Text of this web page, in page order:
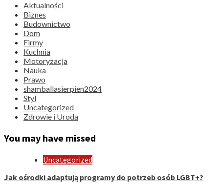
Aktualności
Biznes
Budownictwo
Dom
Firmy
Kuchnia
Motoryzacja
Nauka
Prawo
shamballasierpien2024
Styl
Uncategorized
Zdrowie i Uroda
You may have missed
Uncategorized
Jak ośrodki adaptują programy do potrzeb osób LGBT+?